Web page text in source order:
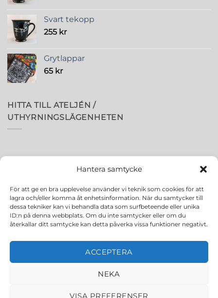
Hantera samtycke
För att ge en bra upplevelse använder vi teknik som cookies för att
lagra och/eller komma åt enhetsinformation. När du samtycker till
dessa tekniker kan vi behandla data som surfbeteende eller unika
ID:n på denna webbplats. Om du inte samtycker eller om du
återkallar ditt samtycke kan detta påverka vissa funktioner negativt.
ACCEPTERA
NEKA
VISA PREFERENSER
Svart tekopp
255 kr
Grytlappar
65 kr
HITTA TILL ATELJÉN /
UTHYRNINGSLÄGENHETEN